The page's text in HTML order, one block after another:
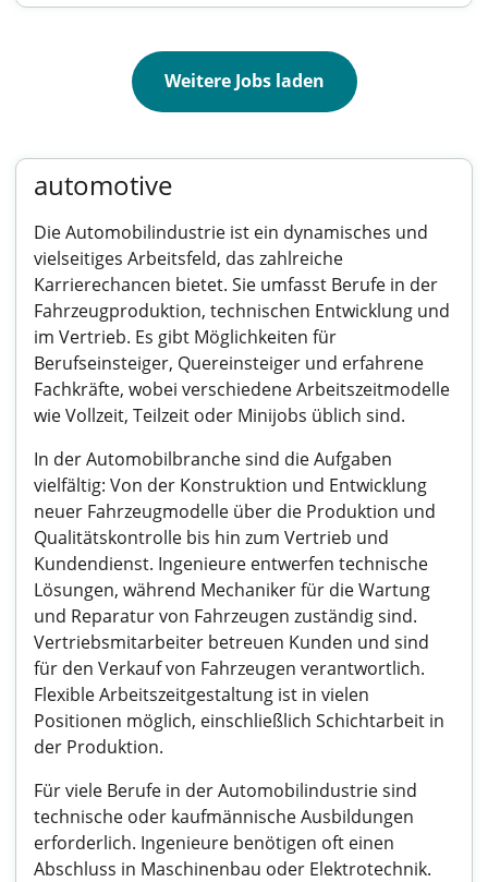
Weitere Jobs laden
automotive
Die Automobilindustrie ist ein dynamisches und
vielseitiges Arbeitsfeld, das zahlreiche
Karrierechancen bietet. Sie umfasst Berufe in der
Fahrzeugproduktion, technischen Entwicklung und
im Vertrieb. Es gibt Möglichkeiten für
Berufseinsteiger, Quereinsteiger und erfahrene
Fachkräfte, wobei verschiedene Arbeitszeitmodelle
wie Vollzeit, Teilzeit oder Minijobs üblich sind.
In der Automobilbranche sind die Aufgaben
vielfältig: Von der Konstruktion und Entwicklung
neuer Fahrzeugmodelle über die Produktion und
Qualitätskontrolle bis hin zum Vertrieb und
Kundendienst. Ingenieure entwerfen technische
Lösungen, während Mechaniker für die Wartung
und Reparatur von Fahrzeugen zuständig sind.
Vertriebsmitarbeiter betreuen Kunden und sind
für den Verkauf von Fahrzeugen verantwortlich.
Flexible Arbeitszeitgestaltung ist in vielen
Positionen möglich, einschließlich Schichtarbeit in
der Produktion.
Für viele Berufe in der Automobilindustrie sind
technische oder kaufmännische Ausbildungen
erforderlich. Ingenieure benötigen oft einen
Abschluss in Maschinenbau oder Elektrotechnik.